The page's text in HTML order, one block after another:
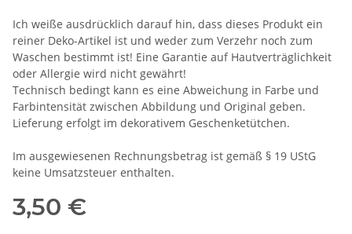
Ich weiße ausdrücklich darauf hin, dass dieses Produkt ein
reiner Deko-Artikel ist und weder zum Verzehr noch zum
Waschen bestimmt ist! Eine Garantie auf Hautverträglichkeit
oder Allergie wird nicht gewährt!
Technisch bedingt kann es eine Abweichung in Farbe und
Farbintensität zwischen Abbildung und Original geben.
Lieferung erfolgt im dekorativem Geschenketütchen.
Im ausgewiesenen Rechnungsbetrag ist gemäß § 19 UStG
keine Umsatzsteuer enthalten.
3,50 €